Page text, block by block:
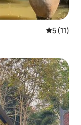
5 ud af 5
5 (11)